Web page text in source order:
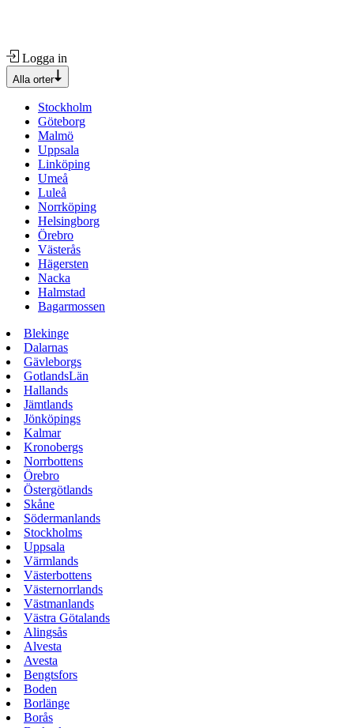
Logga in
Alla orter
Stockholm
Göteborg
Malmö
Uppsala
Linköping
Umeå
Luleå
Norrköping
Helsingborg
Örebro
Västerås
Hägersten
Nacka
Halmstad
Bagarmossen
Blekinge
Dalarnas
Gävleborgs
GotlandsLän
Hallands
Jämtlands
Jönköpings
Kalmar
Kronobergs
Norrbottens
Örebro
Östergötlands
Skåne
Södermanlands
Stockholms
Uppsala
Värmlands
Västerbottens
Västernorrlands
Västmanlands
Västra Götalands
Alingsås
Alvesta
Avesta
Bengtsfors
Boden
Borlänge
Borås